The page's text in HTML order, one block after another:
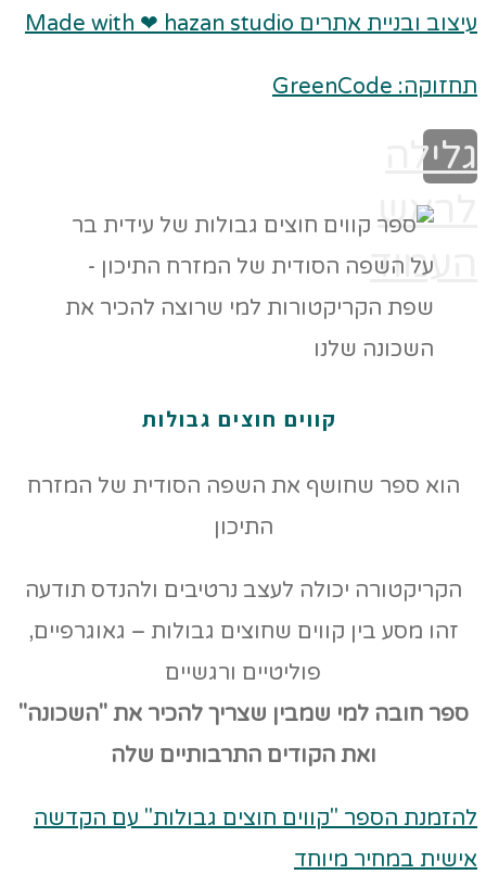
עיצוב ובניית אתרים Made with ❤ hazan studio
תחזוקה: GreenCode
גלילה
לראש
העמוד
קווים חוצים גבולות
הוא ספר שחושף את השפה הסודית של המזרח
התיכון
הקריקטורה יכולה לעצב נרטיבים ולהנדס תודעה
זהו מסע בין קווים שחוצים גבולות – גאוגרפיים,
פוליטיים ורגשיים
ספר חובה למי שמבין שצריך להכיר את "השכונה"
ואת הקודים התרבותיים שלה
להזמנת הספר "קווים חוצים גבולות" עם הקדשה
אישית במחיר מיוחד